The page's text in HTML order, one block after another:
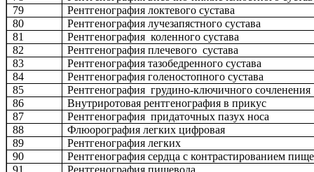
79
Рентгенография локтевого сустава
80
Рентгенография лучезапястного сустава
81
Рентгенография коленного сустава
82
Рентгенография плечевого сустава
83
Рентгенография тазобедренного сустава
84
Рентгенография голеностопного сустава
85
Рентгенография грудино-ключичного сочленения
86
Внутриротовая рентгенография в прикус
87
Рентгенография придаточных пазух носа
88
Флюорография легких цифровая
89
Рентгенография легких
90
Рентгенография сердца с контрастированием